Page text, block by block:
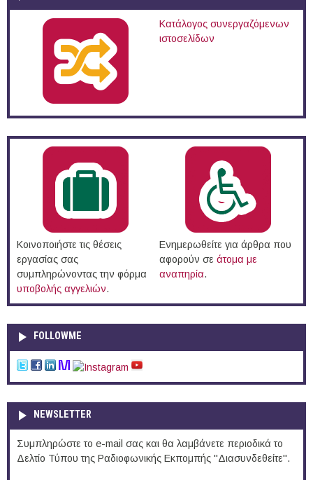
Κατάλογος συνεργαζόμενων
ιστοσελίδων
Κοινοποιήστε τις θέσεις
εργασίας σας
συμπληρώνοντας την φόρμα
υποβολής αγγελιών.
Ενημερωθείτε για άρθρα που
αφορούν σε άτομα με
αναπηρία.
FOLLOWME
NEWSLETTER
Συμπληρώστε το e-mail σας και θα λαμβάνετε περιοδικά το
Δελτίο Τύπου της Ραδιοφωνικής Εκπομπής "Διασυνδεθείτε".